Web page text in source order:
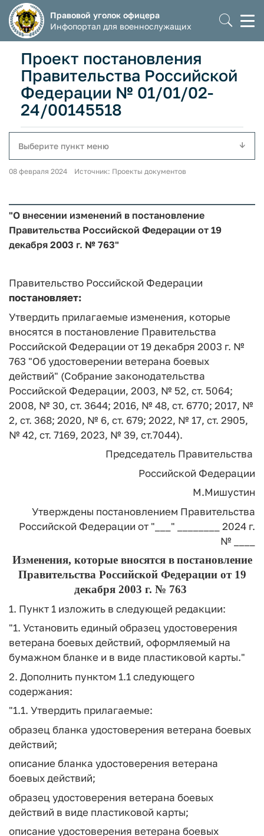
Правовой уголок офицера
Инфопортал для военнослужащих
Проект постановления
Правительства Российской
Федерации № 01/01/02-
24/00145518
Выберите пункт меню
08 февраля 2024 Источник: Проекты документов
"О внесении изменений в постановление
Правительства Российской Федерации от 19
декабря 2003 г. № 763"
Правительство Российской Федерации
постановляет:
Утвердить прилагаемые изменения, которые
вносятся в постановление Правительства
Российской Федерации от 19 декабря 2003 г. №
763 "Об удостоверении ветерана боевых
действий" (Собрание законодательства
Российской Федерации, 2003, № 52, ст. 5064;
2008, № 30, ст. 3644; 2016, № 48, ст. 6770; 2017, №
2, ст. 368; 2020, № 6, ст. 679; 2022, № 17, ст. 2905,
№ 42, ст. 7169, 2023, № 39, ст.7044).
Председатель Правительства
Российской Федерации
М.Мишустин
Утверждены постановлением Правительства
Российской Федерации от "___" ________ 2024 г.
№ ____
Изменения, которые вносятся в постановление
Правительства Российской Федерации от 19
декабря 2003 г. № 763
1. Пункт 1 изложить в следующей редакции:
"1. Установить единый образец удостоверения
ветерана боевых действий, оформляемый на
бумажном бланке и в виде пластиковой карты."
2. Дополнить пунктом 1.1 следующего
содержания:
"1.1. Утвердить прилагаемые:
образец бланка удостоверения ветерана боевых
действий;
описание бланка удостоверения ветерана
боевых действий;
образец удостоверения ветерана боевых
действий в виде пластиковой карты;
описание удостоверения ветерана боевых